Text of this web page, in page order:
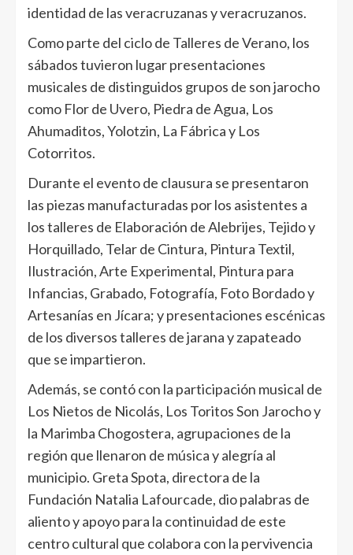
identidad de las veracruzanas y veracruzanos.
Como parte del ciclo de Talleres de Verano, los
sábados tuvieron lugar presentaciones
musicales de distinguidos grupos de son jarocho
como Flor de Uvero, Piedra de Agua, Los
Ahumaditos, Yolotzin, La Fábrica y Los
Cotorritos.
Durante el evento de clausura se presentaron
las piezas manufacturadas por los asistentes a
los talleres de Elaboración de Alebrijes, Tejido y
Horquillado, Telar de Cintura, Pintura Textil,
Ilustración, Arte Experimental, Pintura para
Infancias, Grabado, Fotografía, Foto Bordado y
Artesanías en Jícara; y presentaciones escénicas
de los diversos talleres de jarana y zapateado
que se impartieron.
Además, se contó con la participación musical de
Los Nietos de Nicolás, Los Toritos Son Jarocho y
la Marimba Chogostera, agrupaciones de la
región que llenaron de música y alegría al
municipio. Greta Spota, directora de la
Fundación Natalia Lafourcade, dio palabras de
aliento y apoyo para la continuidad de este
centro cultural que colabora con la pervivencia